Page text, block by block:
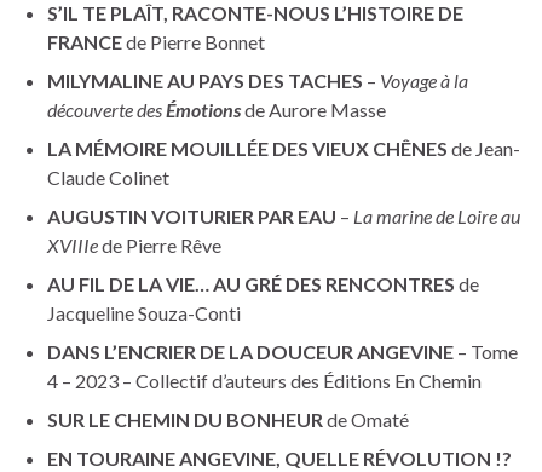
S’IL TE PLAÎT, RACONTE-NOUS L’HISTOIRE DE
FRANCEde Pierre Bonnet
MILYMALINE AU PAYS DES TACHES – Voyage à la
découverte desÉmotionsde Aurore Masse
LA MÉMOIRE MOUILLÉE DES VIEUX CHÊNES de Jean-
Claude Colinet
AUGUSTIN VOITURIER PAR EAU – La marine de Loire au
XVIIIede Pierre Rêve
AU FIL DE LA VIE… AU GRÉ DES RENCONTRES de
Jacqueline Souza-Conti
DANS L’ENCRIER DE LA DOUCEUR ANGEVINE – Tome
4 – 2023 – Collectif d’auteurs des Éditions En Chemin
SUR LE CHEMIN DU BONHEUR de Omaté
EN TOURAINE ANGEVINE, QUELLE RÉVOLUTION !?